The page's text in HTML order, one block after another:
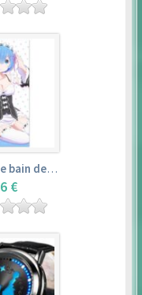
Serviette de bain de rem (120×60cm) – re:zero kara hajimeru isekai seikatsu
€